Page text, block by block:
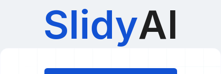
SlidyAI